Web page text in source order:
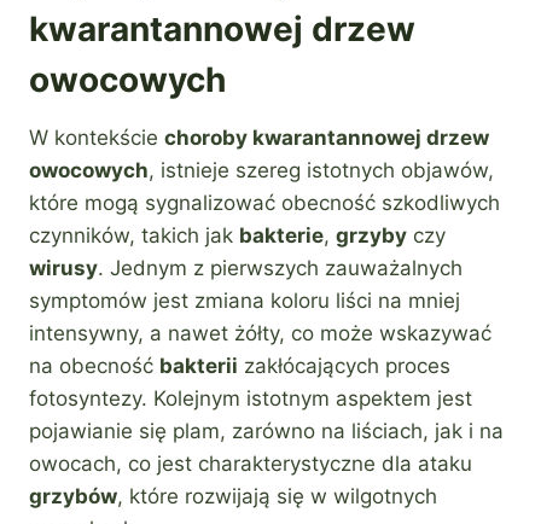
kwarantannowej drzew
owocowych
W kontekście choroby kwarantannowej drzew
owocowych, istnieje szereg istotnych objawów,
które mogą sygnalizować obecność szkodliwych
czynników, takich jak bakterie, grzyby czy
wirusy. Jednym z pierwszych zauważalnych
symptomów jest zmiana koloru liści na mniej
intensywny, a nawet żółty, co może wskazywać
na obecność bakterii zakłócających proces
fotosyntezy. Kolejnym istotnym aspektem jest
pojawianie się plam, zarówno na liściach, jak i na
owocach, co jest charakterystyczne dla ataku
grzybów, które rozwijają się w wilgotnych